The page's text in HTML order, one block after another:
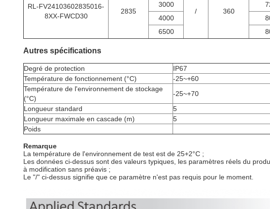
RL-FV24103602835016-
8XX-FWCD30
2835 / 360
3000
4000
6500
Autres spécifications
Degré de protection
IP67
Température de fonctionnement (°C)
-25~+60
Température de l'environnement de stockage
(°C)
-25~+70
Longueur standard
5
Longueur maximale en cascade (m)
5
Poids
Remarque
La température de l'environnement de test est de 25+2°C ;
Les données ci-dessus sont des valeurs typiques, les paramètres réels du
à modification sans préavis ;
Le "/" ci-dessus signifie que ce paramètre n'est pas requis pour le moment.